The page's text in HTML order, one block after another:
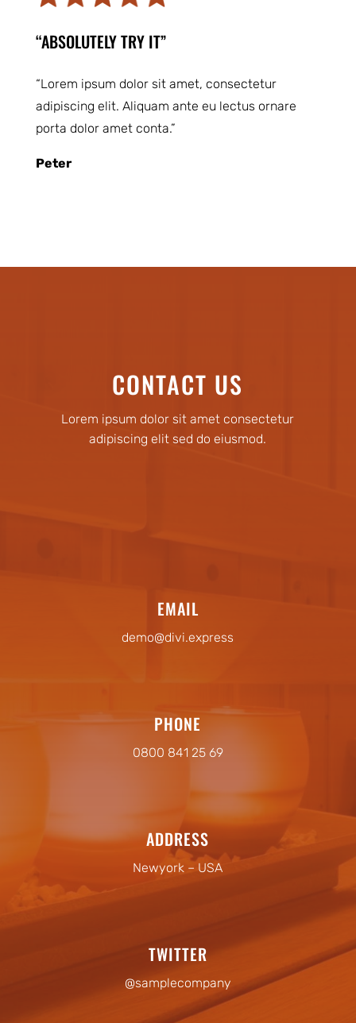
“ABSOLUTELY TRY IT”
“Lorem ipsum dolor sit amet, consectetur
adipiscing elit. Aliquam ante eu lectus ornare
porta dolor amet conta.”
Peter
CONTACT US
Lorem ipsum dolor sit amet consectetur
adipiscing elit sed do eiusmod.
EMAIL
demo@divi.express
PHONE
0800 841 25 69
ADDRESS
Newyork – USA
TWITTER
@samplecompany